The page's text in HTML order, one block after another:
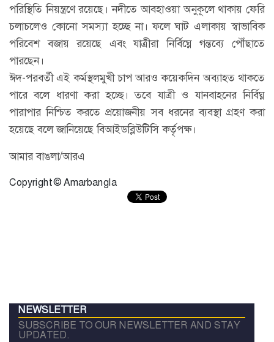
পরিস্থিতি নিয়ন্ত্রণে রয়েছে। নদীতে আবহাওয়া অনুকূলে থাকায় ফেরি
চলাচলেও কোনো সমস্যা হচ্ছে না। ফলে ঘাট এলাকায় স্বাভাবিক
পরিবেশ বজায় রয়েছে এবং যাত্রীরা নির্বিঘ্নে গন্তব্যে পৌঁছাতে
পারছেন।
ঈদ-পরবর্তী এই কর্মস্থলমুখী চাপ আরও কয়েকদিন অব্যাহত থাকতে
পারে বলে ধারণা করা হচ্ছে। তবে যাত্রী ও যানবাহনের নির্বিঘ্ন
পারাপার নিশ্চিত করতে প্রয়োজনীয় সব ধরনের ব্যবস্থা গ্রহণ করা
হয়েছে বলে জানিয়েছে বিআইডব্লিউটিসি কর্তৃপক্ষ।
আমার বাঙলা/আরএ
Copyright © Amarbangla
NEWSLETTER
SUBSCRIBE TO OUR NEWSLETTER AND STAY
UPDATED.